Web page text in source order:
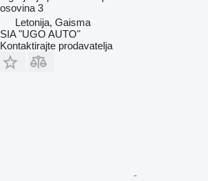
osovina 3
Letonija, Gaisma
SIA "UGO AUTO"
Kontaktirajte prodavatelja